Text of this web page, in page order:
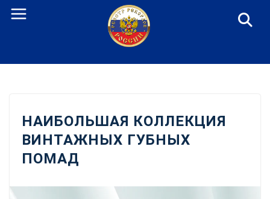
Перейти
НАИБОЛЬШАЯ КОЛЛЕКЦИЯ
ВИНТАЖНЫХ ГУБНЫХ
ПОМАД